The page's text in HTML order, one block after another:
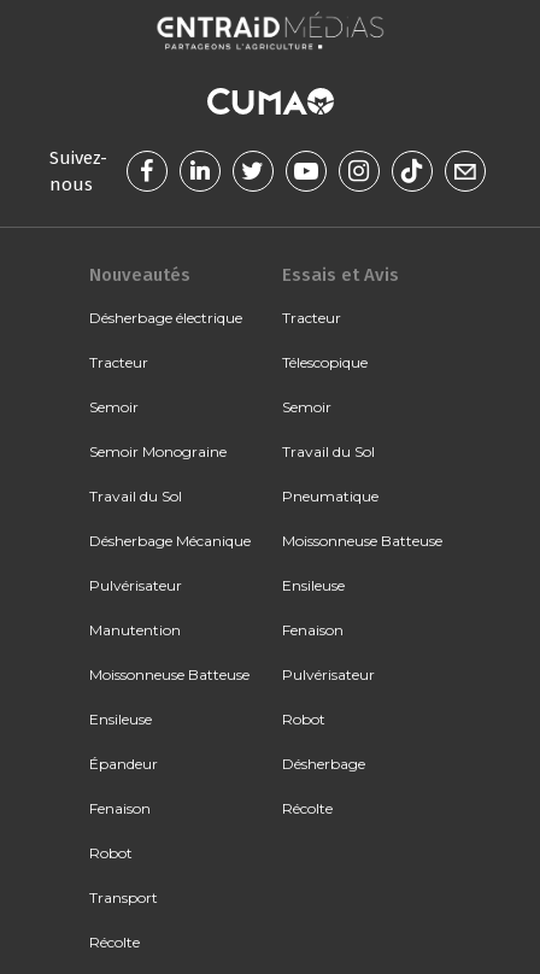
Suivez-
nous
Nouveautés
Désherbage électrique
Tracteur
Semoir
Semoir Monograine
Travail du Sol
Désherbage Mécanique
Pulvérisateur
Manutention
Moissonneuse Batteuse
Ensileuse
Épandeur
Fenaison
Robot
Transport
Récolte
Essais et Avis
Tracteur
Télescopique
Semoir
Travail du Sol
Pneumatique
Moissonneuse Batteuse
Ensileuse
Fenaison
Pulvérisateur
Robot
Désherbage
Récolte